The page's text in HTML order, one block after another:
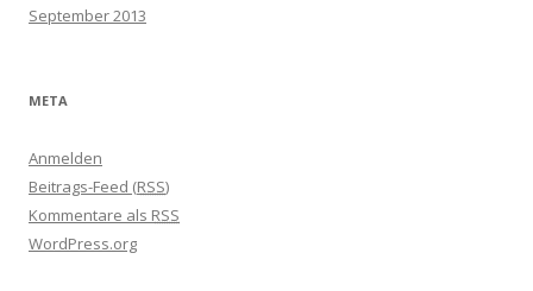
September 2013
META
Anmelden
Beitrags-Feed (RSS)
Kommentare als RSS
WordPress.org